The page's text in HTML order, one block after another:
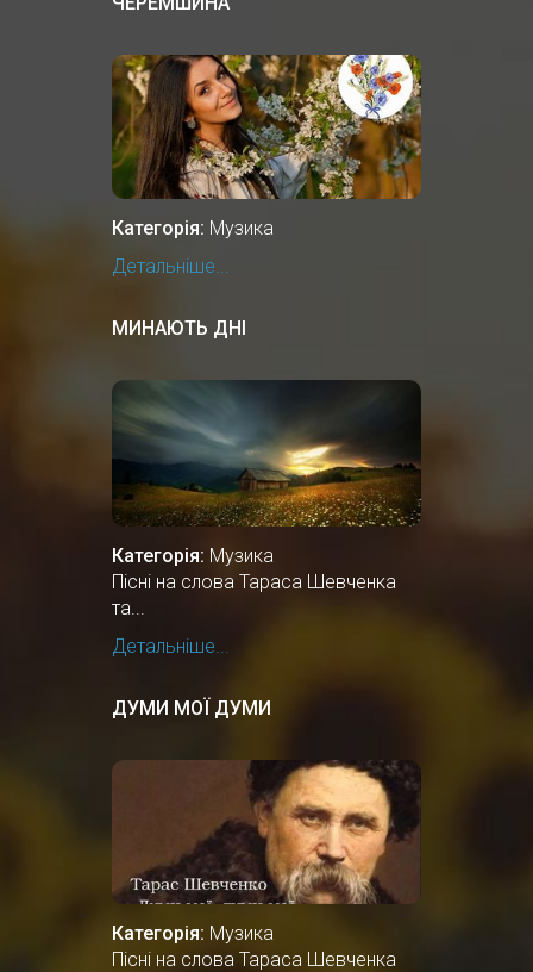
Категорія: Музика
Детальніше...
МИНАЮТЬ ДНІ
Категорія: Музика
Пісні на слова Тараса Шевченка
та...
Детальніше...
ДУМИ МОЇ ДУМИ
Категорія: Музика
Пісні на слова Тараса Шевченка